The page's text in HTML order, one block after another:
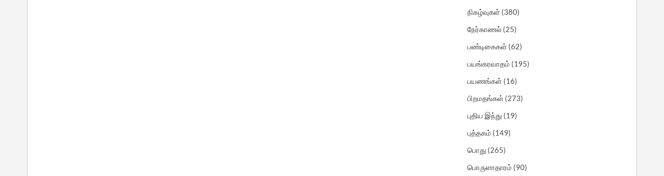
நிகழ்வுகள் (380)
நேர்காணல் (25)
பண்டிகைகள் (62)
பயங்கரவாதம் (195)
பயணங்கள் (16)
பிறமதங்கள் (273)
புதிய இந்து (19)
புத்தகம் (149)
பொது (265)
பொருளாதாரம் (90)